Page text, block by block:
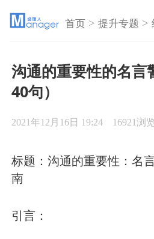
首页 >提升专题 >
沟通的重要性的名言
40句）
2021年12月16日 19:24 16921浏
标题：沟通的重要性：名
南
引言：